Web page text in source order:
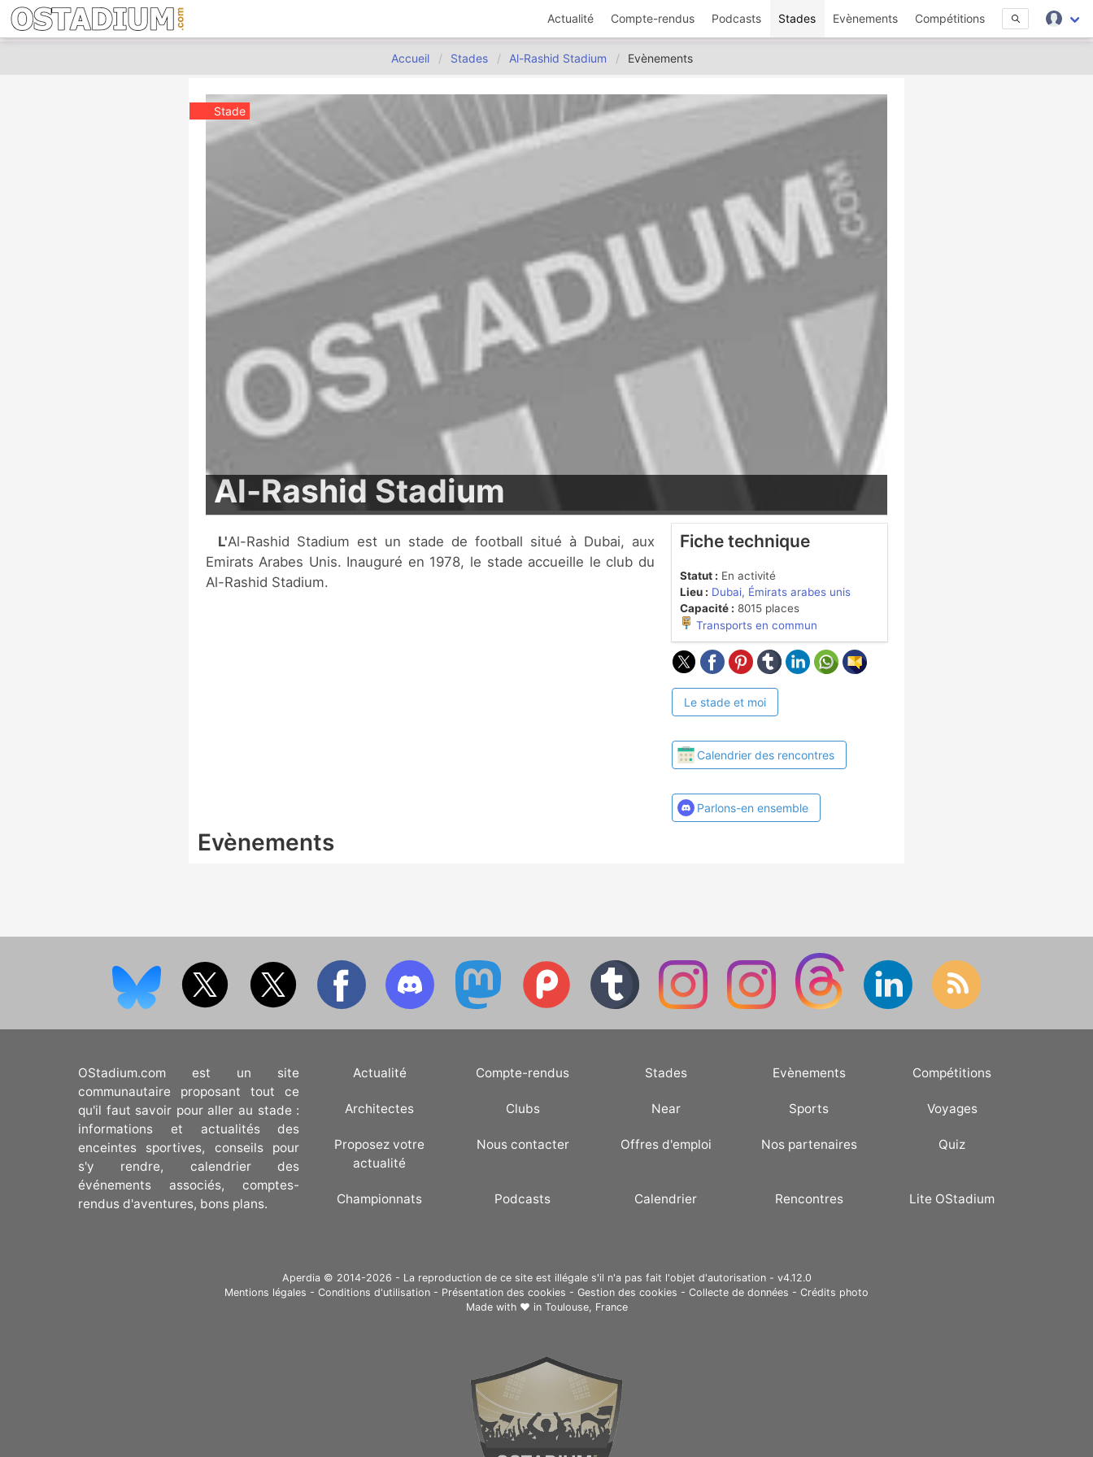
Actualité Compte-rendus Podcasts Stades Evènements Compétitions
Accueil Stades Al-Rashid Stadium Evènements
Stade
Al-Rashid Stadium
L'Al-Rashid Stadium est un stade de football situé à Dubai, aux
Emirats Arabes Unis. Inauguré en 1978, le stade accueille le club du
Al-Rashid Stadium.
Fiche technique
Statut : En activité
Lieu : Dubai, Émirats arabes unis
Capacité : 8015 places
Transports en commun
Le stade et moi
Calendrier des rencontres
Parlons-en ensemble
Evènements
OStadium.com est un site
communautaire proposant tout ce
qu'il faut savoir pour aller au stade :
informations et actualités des
enceintes sportives, conseils pour
s'y rendre, calendrier des
événements associés, comptes-
rendus d'aventures, bons plans.
Actualité Compte-rendus Stades Evènements Compétitions
Architectes Clubs Near Sports Voyages
Proposez votre
actualité
Nous contacter Offres d'emploi Nos partenaires Quiz
Championnats Podcasts Calendrier Rencontres Lite OStadium
Aperdia © 2014-2026 - La reproduction de ce site est illégale s'il n'a pas fait l'objet d'autorisation - v4.12.0
Mentions légales - Conditions d'utilisation - Présentation des cookies - Gestion des cookies - Collecte de données - Crédits photo
Made with ❤ in Toulouse, France